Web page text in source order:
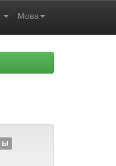
Мова
Ы